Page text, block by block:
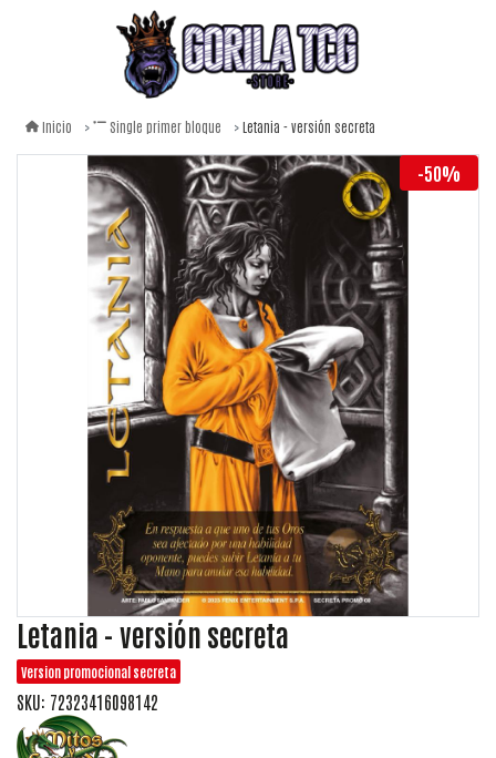
Inicio Single primer bloque Letania - versión secreta
-50%
Letania - versión secreta
Version promocional secreta
SKU: 72323416098142